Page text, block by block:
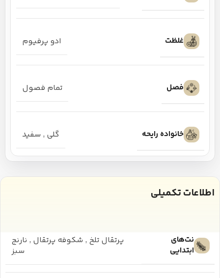
غلظت ادو پرفیوم
فصل تمام فصول
خانواده رایحه گلی , سفید
اطلاعات تکمیلی
نت‌های
ابتدایی
پرتقال تلخ , شکوفه پرتقال , نارنج
سبز